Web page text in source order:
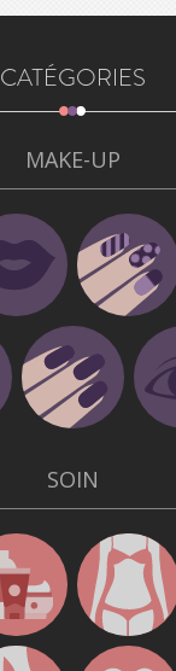
CATÉGORIES
MAKE-UP
SOIN